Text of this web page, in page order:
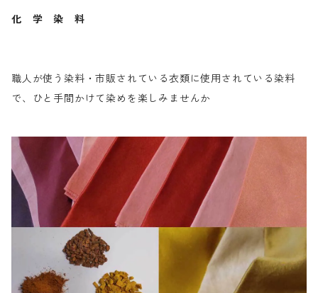
化 学 染 料
職人が使う染料・市販されている衣類に使用されている染料
で、ひと手間かけて染めを楽しみませんか